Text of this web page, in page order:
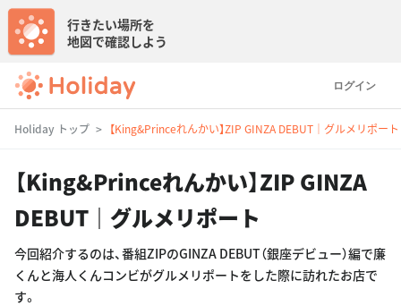
ログイン
行きたい場所を
地図で確認しよう
Holiday トップ 【King&Princeれんかい】ZIP GINZA DEBUT｜グルメリポート
【King&Princeれんかい】ZIP GINZA
DEBUT｜グルメリポート
今回紹介するのは、番組ZIPのGINZA DEBUT（銀座デビュー）編で廉
くんと海人くんコンビがグルメリポートをした際に訪れたお店で
す。